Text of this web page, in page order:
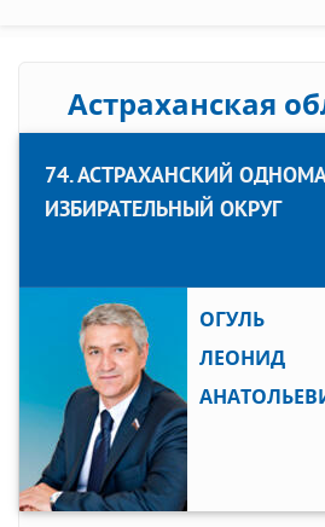
Астраханская
74. АСТРАХАНСКИЙ
ИЗБИРАТЕЛЬНЫЙ ОКРУГ
ОГУЛЬ
ЛЕОНИД